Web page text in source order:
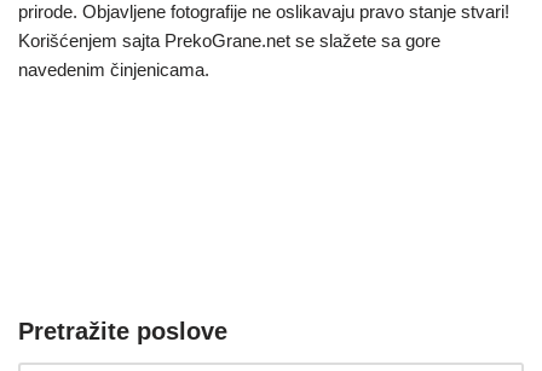
prirode. Objavljene fotografije ne oslikavaju pravo stanje stvari!
Korišćenjem sajta PrekoGrane.net se slažete sa gore
navedenim činjenicama.
Pretražite poslove